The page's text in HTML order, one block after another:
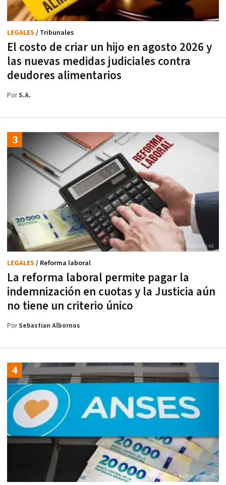
El costo de criar un hijo en agosto 2026 y
las nuevas medidas judiciales contra
deudores alimentarios
LEGALES / Tribunales
PorS.A.
La reforma laboral permite pagar la
indemnización en cuotas y la Justicia aún
no tiene un criterio único
LEGALES / Reforma laboral
PorSebastian Albornos